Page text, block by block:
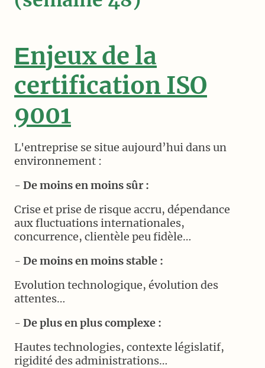
Enjeux de la
certification ISO
9001
L'entreprise se situe aujourd’hui dans un
environnement :
- De moins en moins sûr :
Crise et prise de risque accru, dépendance
aux fluctuations internationales,
concurrence, clientèle peu fidèle…
- De moins en moins stable :
Evolution technologique, évolution des
attentes…
- De plus en plus complexe :
Hautes technologies, contexte législatif,
rigidité des administrations…